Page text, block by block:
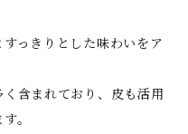
っきりとした味わいをア
含まれており、皮も活用
。